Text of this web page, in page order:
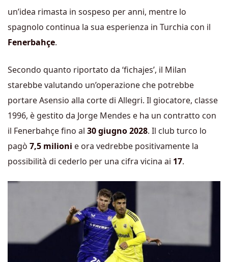
un’idea rimasta in sospeso per anni, mentre lo
spagnolo continua la sua esperienza in Turchia con il
Fenerbahçe.
Secondo quanto riportato da ‘fichajes’, il Milan
starebbe valutando un’operazione che potrebbe
portare Asensio alla corte di Allegri. Il giocatore, classe
1996, è gestito da Jorge Mendes e ha un contratto con
il Fenerbahçe fino al 30 giugno 2028. Il club turco lo
pagò 7,5 milioni e ora vedrebbe positivamente la
possibilità di cederlo per una cifra vicina ai 17.